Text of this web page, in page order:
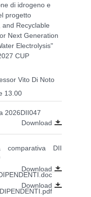
di idrogeno e
progetto
and Recyclable
Next Generation
Electrolysis"
CUP
Vito Di Noto
13.00
2026DII047
Download
comparativa DII
Download
Download